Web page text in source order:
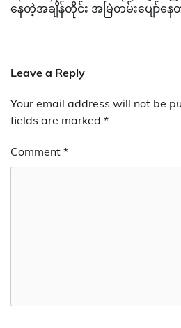
နေတဲ့အချိန်တိုင်း အမြဲတမ်းပျော်
Leave a Reply
Your email address will not be
fields are marked *
Comment *